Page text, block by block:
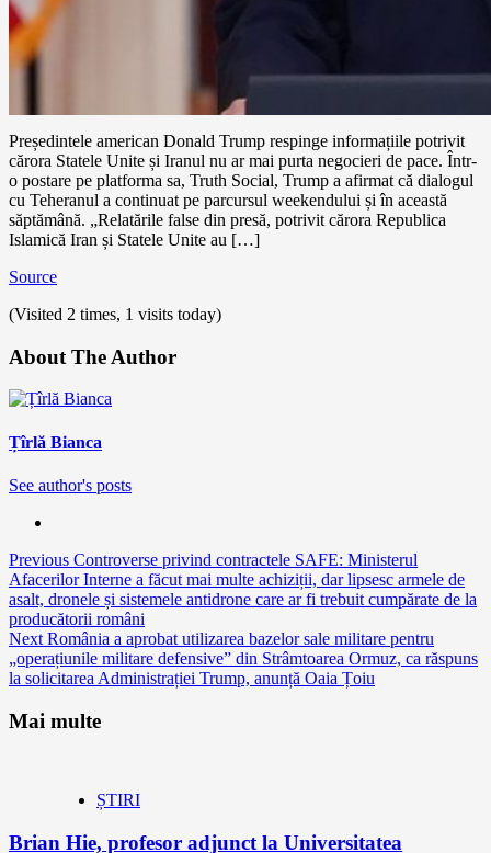
Președintele american Donald Trump respinge informațiile potrivit
cărora Statele Unite și Iranul nu ar mai purta negocieri de pace. Într-
o postare pe platforma sa, Truth Social, Trump a afirmat că dialogul
cu Teheranul a continuat pe parcursul weekendului și în această
săptămână. „Relatările false din presă, potrivit cărora Republica
Islamică Iran și Statele Unite au […]
Source
(Visited 2 times, 1 visits today)
About The Author
Țîrlă Bianca
See author's posts
Continue
Reading
Previous Controverse privind contractele SAFE: Ministerul
Afacerilor Interne a făcut mai multe achiziții, dar lipsesc armele de
asalt, dronele și sistemele antidrone care ar fi trebuit cumpărate de la
producătorii români
Next România a aprobat utilizarea bazelor sale militare pentru
„operațiunile militare defensive” din Strâmtoarea Ormuz, ca răspuns
la solicitarea Administrației Trump, anunță Oaia Țoiu
Mai multe
ȘTIRI
Brian Hie, profesor adjunct la Universitatea